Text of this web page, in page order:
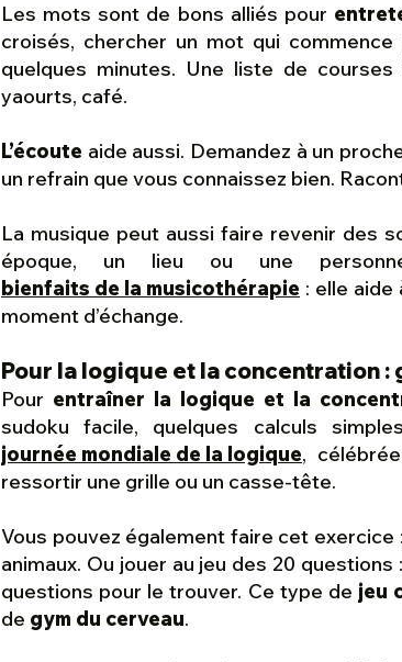
Les mots sont de bons alliés pour
croisés, chercher un mot qui
quelques minutes. Une liste de
yaourts, café.
L’écoute aide aussi. Demandez à un
un refrain que vous connaissez bien.
La musique peut aussi faire revenir des
époque, un lieu ou une
bienfaits de la musicothérapie : elle aide
moment d’échange.
Pour la logique et la concentration
Pour entraîner la logique et la
sudoku facile, quelques calculs
journée mondiale de la logique,
ressortir une grille ou un casse-tête.
Vous pouvez également faire cet
animaux. Ou jouer au jeu des 20
questions pour le trouver. Ce type de jeu
de gym du cerveau.